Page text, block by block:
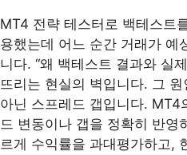
MT4 전략 테스터로 백테스트
용했는데 어느 순간 거래가 예
니다. “왜 백테스트 결과와 실
뜨리는 현실의 벽입니다. 그
아닌 스프레드 갭입니다. MT4
드 변동이나 갭을 정확히 반영
르게 수익률을 과대평가하고,